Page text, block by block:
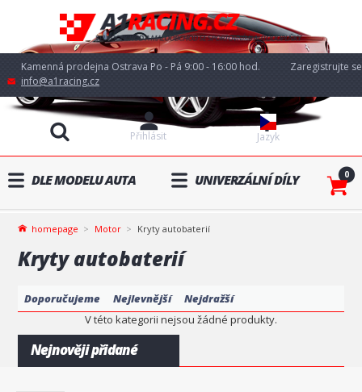
Kamenná prodejna Ostrava Po - Pá 9:00 - 16:00 hod.
info@a1racing.cz
Jazyk
Přihlásit
Zaregistrujte se
DLE MODELU AUTA UNIVERZÁLNÍ DÍLY 0
homepage Motor Kryty autobaterií
Kryty autobaterií
Doporučujeme Nejlevnější
Nejdražší
V této kategorii nejsou žádné produkty.
Nejnověji přidané